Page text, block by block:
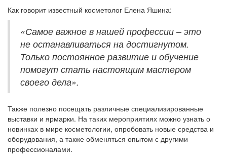
Как говорит известный косметолог Елена Яшина:
«Самое важное в нашей профессии – это
не останавливаться на достигнутом.
Только постоянное развитие и обучение
помогут стать настоящим мастером
своего дела».
Также полезно посещать различные специализированные
выставки и ярмарки. На таких мероприятиях можно узнать о
новинках в мире косметологии, опробовать новые средства и
оборудования, а также обменяться опытом с другими
профессионалами.